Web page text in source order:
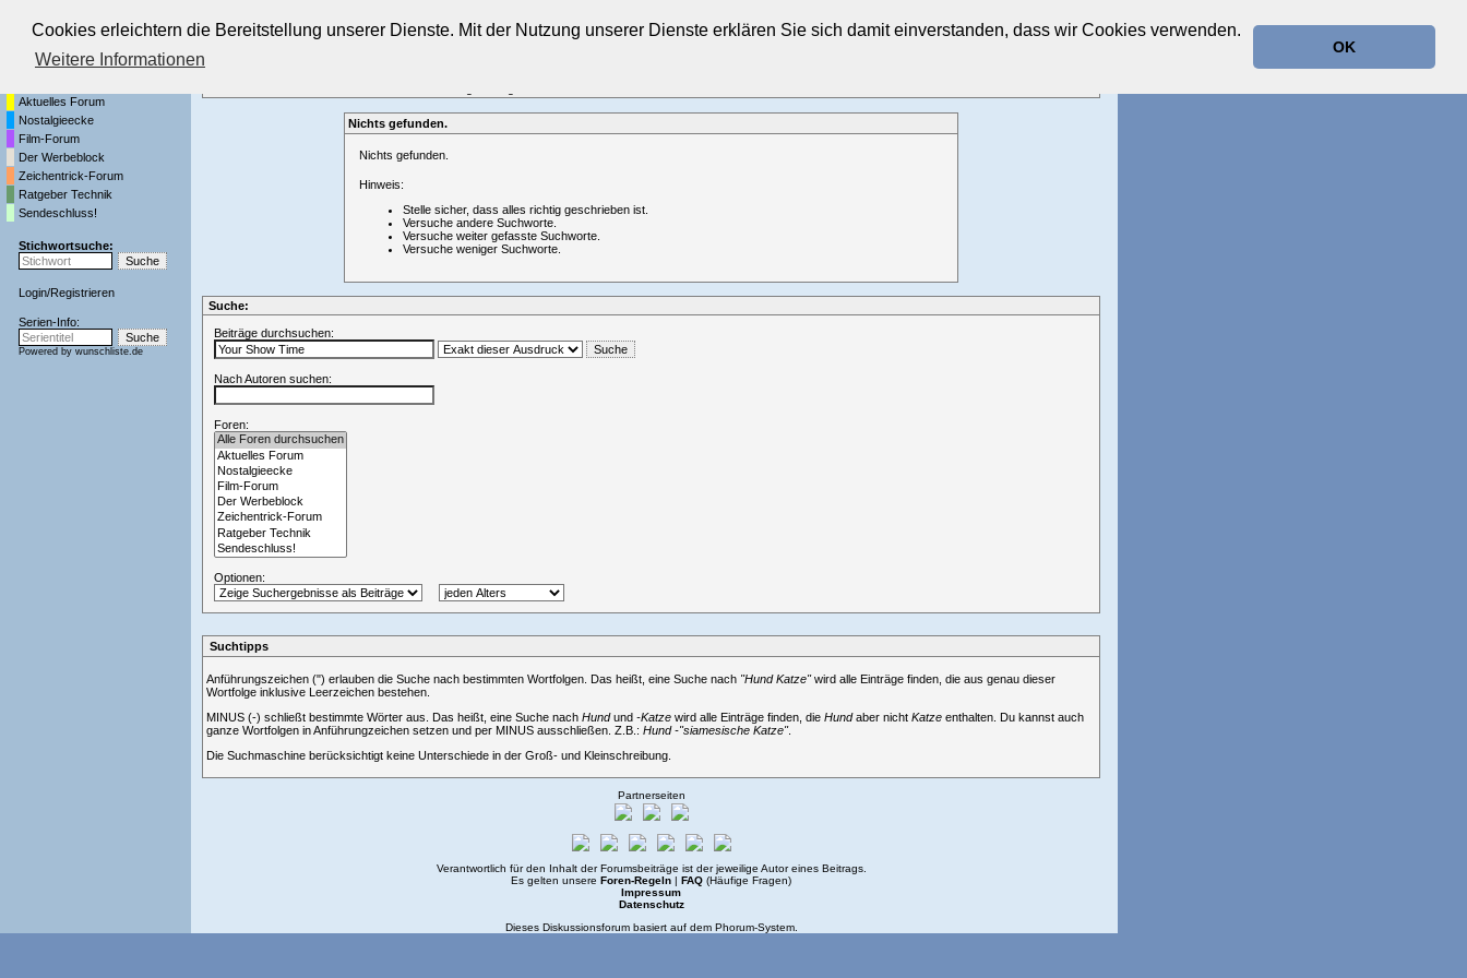
Cookies erleichtern die Bereitstellung unserer Dienste. Mit der Nutzung unserer Dienste erklären Sie sich damit einverstanden, dass wir Cookies verwenden.
Weitere Informationen
OK
Die Fernseh-Diskussionsforen von
Aktuelles Forum
Nostalgieecke
Film-Forum
Der Werbeblock
Zeichentrick-Forum
Ratgeber Technik
Sendeschluss!
Stichwortsuche:
Login/Registrieren
Serien-Info:
Powered by wunschliste.de
Nichts gefunden.
Nichts gefunden.
Hinweis:
Stelle sicher, dass alles richtig geschrieben ist.
Versuche andere Suchworte.
Versuche weiter gefasste Suchworte.
Versuche weniger Suchworte.
Suche:
Beiträge durchsuchen:
Nach Autoren suchen:
Foren:
Optionen:
Suchtipps
Anführungszeichen (") erlauben die Suche nach bestimmten Wortfolgen. Das heißt, eine Suche nach "Hund Katze"wird alle Einträge finden, die aus genau dieser
Wortfolge inklusive Leerzeichen bestehen.
MINUS (-) schließt bestimmte Wörter aus. Das heißt, eine Suche nach Hundund -Katze wird alle Einträge finden, die Hundaber nicht Katze enthalten. Du kannst auch
ganze Wortfolgen in Anführungzeichen setzen und per MINUS ausschließen. Z.B.: Hund -"siamesische Katze".
Die Suchmaschine berücksichtigt keine Unterschiede in der Groß- und Kleinschreibung.
Partnerseiten
Verantwortlich für den Inhalt der Forumsbeiträge ist der jeweilige Autor eines Beitrags.
Es gelten unsere Foren-Regeln FAQ (Häufige Fragen)
Impressum
Datenschutz
Dieses Diskussionsforum basiert auf dem Phorum-System.